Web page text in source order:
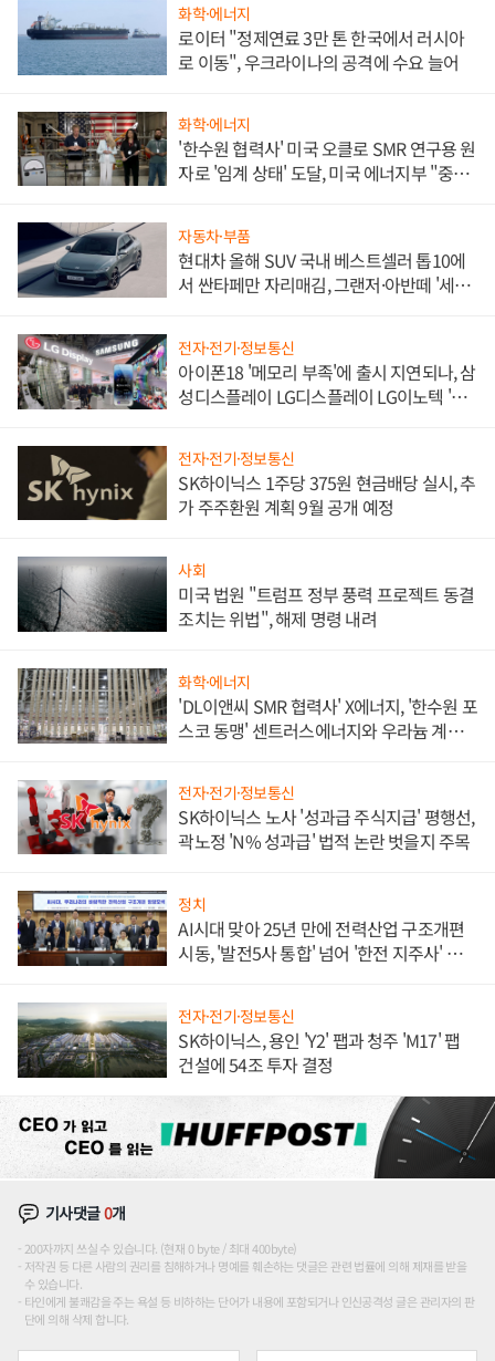
화학·에너지
로이터 "정제연료 3만 톤 한국에서 러시아
로 이동", 우크라이나의 공격에 수요 늘어
화학·에너지
'한수원 협력사' 미국 오클로 SMR 연구용 원
자로 '임계 상태' 도달, 미국 에너지부 "중요
자동차·부품
현대차 올해 SUV 국내 베스트셀러 톱10에
서 싼타페만 자리매김, 그랜저·아반떼 '세단
전자·전기·정보통신
아이폰18 '메모리 부족'에 출시 지연되나, 삼
성디스플레이 LG디스플레이 LG이노텍 '탈
전자·전기·정보통신
SK하이닉스 1주당 375원 현금배당 실시, 추
가 주주환원 계획 9월 공개 예정
사회
미국 법원 "트럼프 정부 풍력 프로젝트 동결
조치는 위법", 해제 명령 내려
화학·에너지
'DL이앤씨 SMR 협력사' X에너지, '한수원 포
스코 동맹' 센트러스에너지와 우라늄 계약
전자·전기·정보통신
SK하이닉스 노사 '성과급 주식지급' 평행선,
곽노정 'N% 성과급' 법적 논란 벗을지 주목
정치
AI시대 맞아 25년 만에 전력산업 구조개편
시동, '발전5사 통합' 넘어 '한전 지주사' 재편
전자·전기·정보통신
SK하이닉스, 용인 'Y2' 팹과 청주 'M17' 팹
건설에 54조 투자 결정
기사댓글0개
200자까지 쓰실 수 있습니다. (현재 0 byte / 최대 400byte)
저작권 등 다른 사람의 권리를 침해하거나 명예를 훼손하는 댓글은 관련 법률에 의해 제재를 받을
수 있습니다.
타인에게 불쾌감을 주는 욕설 등 비하하는 단어가 내용에 포함되거나 인신공격성 글은 관리자의 판
단에 의해 삭제 합니다.